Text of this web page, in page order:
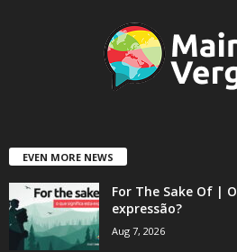
EVEN MORE NEWS
For The Sake Of |
expressão?
Aug 7, 2026